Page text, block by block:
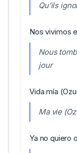
Qu’ils
Nos vivimos
Nous
jour
Vida mía
Ma vie
Ya no quiero